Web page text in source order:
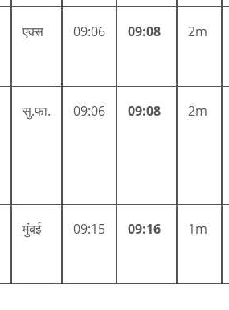
एक्स 09:06 09:08 2m
सु.फा. 09:06 09:08 2m
मुंबई 09:15 09:16 1m